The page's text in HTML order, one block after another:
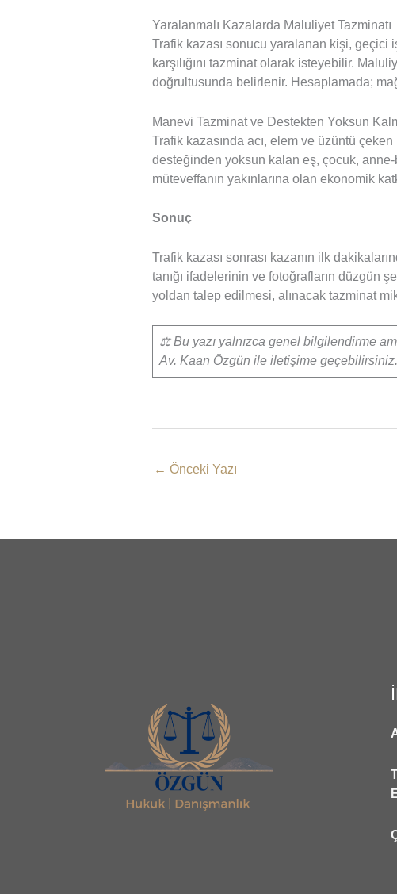
Yaralanmalı Kazalarda Maluliyet Tazminatı
Trafik kazası sonucu yaralanan kişi, geçici
karşılığını tazminat olarak isteyebilir.
doğrultusunda belirlenir. Hesaplamada;
Manevi Tazminat ve Destekten Yoksun
Trafik kazasında acı, elem ve üzüntü
desteğinden yoksun kalan eş, çocuk,
müteveffanın yakınlarına olan ekonomik
Sonuç
Trafik kazası sonrası kazanın ilk
tanığı ifadelerinin ve fotoğrafların düzgün
yoldan talep edilmesi, alınacak tazminat
⚖️ Bu yazı yalnızca genel bilgilendirme
Av. Kaan Özgün ile iletişime
← Önceki Yazı